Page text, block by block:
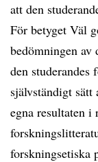
att den
För betyget Väl
bedömningen
den studerandes
självständigt sätt
egna resultaten
forskningsetiska